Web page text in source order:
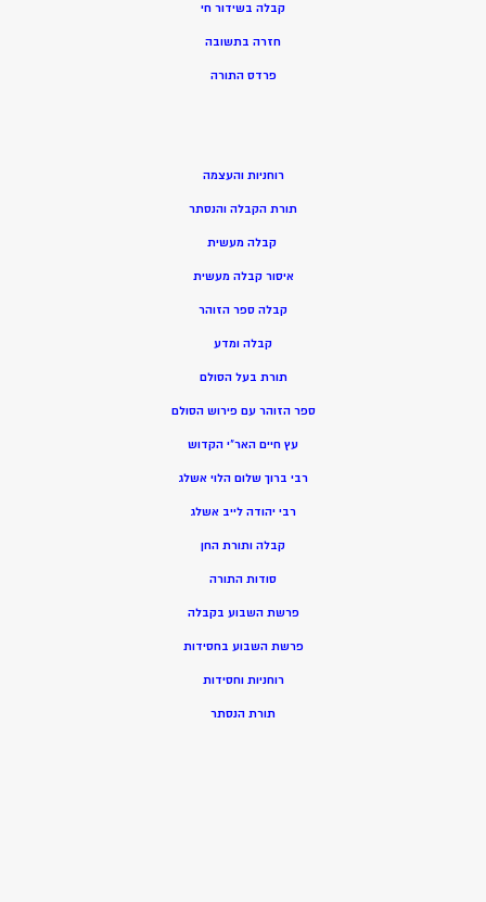
קבלה בשידור חי
חזרה בתשובה
פרדס התורה
רוחניות והעצמה
תורת הקבלה והנסתר
קבלה מעשית
איסור קבלה מעשית
קבלה ספר הזוהר
קבלה ומדע
תורת בעל הסולם
ספר הזוהר עם פירוש הסולם
עץ חיים האר”י הקדוש
רבי ברוך שלום הלוי אשלג
רבי יהודה לייב אשלג
קבלה ותורת החן
סודות התורה
פרשת השבוע בקבלה
פרשת השבוע בחסידות
רוחניות וחסידות
תורת הנסתר